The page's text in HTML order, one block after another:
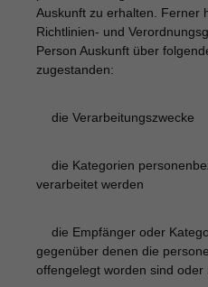
Auskunft zu erhalten. Ferner
Richtlinien- und
Person Auskunft über
zugestanden:
die Verarbeitungszwecke
die Kategorien
verarbeitet werden
die Empfänger oder
gegenüber denen die
offengelegt worden sind